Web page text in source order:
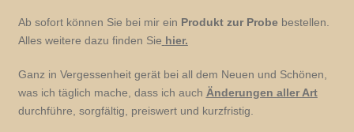
Ab sofort können Sie bei mir ein Produkt zur Probebestellen.
Alles weitere dazu finden Sie hier.
Ganz in Vergessenheit gerät bei all dem Neuen und Schönen,
was ich täglich mache, dass ich auch Änderungen aller Art
durchführe, sorgfältig, preiswert und kurzfristig.